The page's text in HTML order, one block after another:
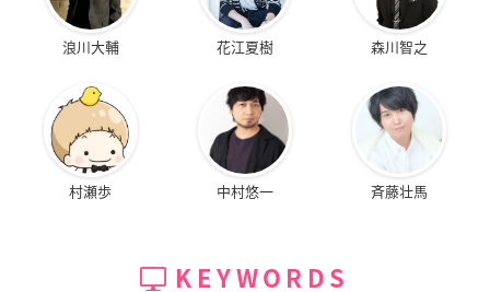
浪川大輔 花江夏樹 森川智之
村瀬歩 中村悠一 斉藤壮馬
KEYWORDS